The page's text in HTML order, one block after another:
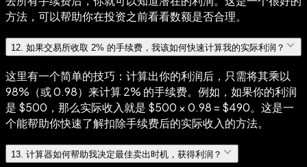
方法，可以帮助你在投资之前看看数额是否合理。
12 如果交易所收取 2% 的手续费，我该如何快速计算我的实际利润？
这里有一个简单的技巧：计算出你的利润后，只需将其乘以
98%（或 0.98）来计算 2% 的手续费。例如，如果你的利润
是 $500，那么实际收入就是 $500 × 0.98 = $490。这是一
个能帮助你快速了解扣除手续费后的实际收入的方法。
13. 计算器如何帮助我决定最佳卖出时机，获得利润？